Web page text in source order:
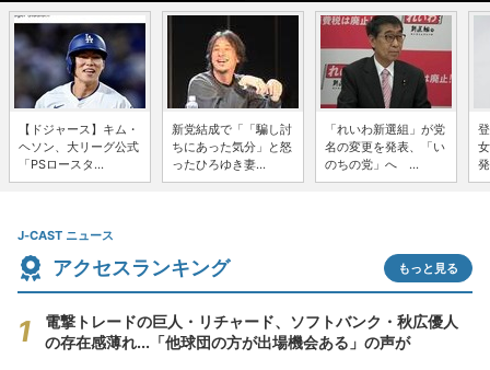
【ドジャース】キム・
ヘソン、大リーグ公式
「PSロースタ...
新党結成で「「騙し討
ちにあった気分」と怒
ったひろゆき妻...
「れいわ新選組」が党
名の変更を発表、「い
のちの党」へ ...
J-CAST ニュース
アクセスランキング もっと見る
電撃トレードの巨人・リチャード、ソフトバンク・秋広優人
の存在感薄れ...「他球団の方が出場機会ある」の声が